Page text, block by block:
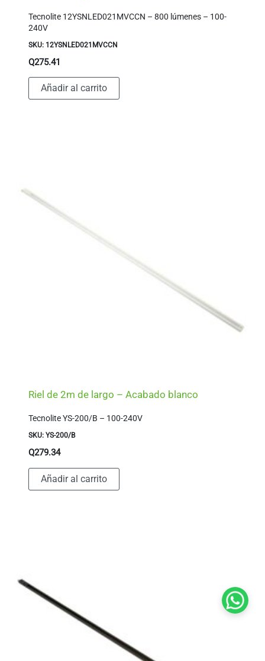
Tecnolite 12YSNLED021MVCCN – 800 lúmenes – 100-
240V
SKU: 12YSNLED021MVCCN
Q275.41
Añadir al carrito
Riel de 2m de largo – Acabado blanco
Tecnolite YS-200/B – 100-240V
SKU: YS-200/B
Q279.34
Añadir al carrito